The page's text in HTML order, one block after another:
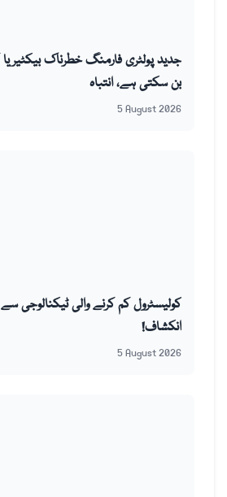
جدید پولٹری فارمنگ خطرناک
بن سکتی ہے، انتباہ
5 August 2026
کولیسٹرول کم کرنے والی ٹیکنالوجی
انکشاف!
5 August 2026